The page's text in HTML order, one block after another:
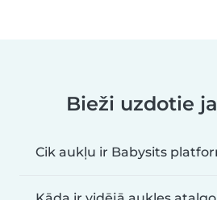
Bieži uzdotie
Cik aukļu ir Babysits